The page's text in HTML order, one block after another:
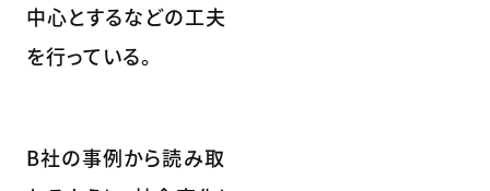
中心とするなどの工夫
を行っている。
B社の事例から読み取